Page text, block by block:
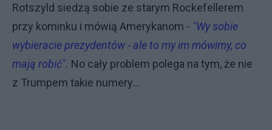
Rotszyld siedzą sobie ze starym Rockefellerem
przy kominku i mówią Amerykanom - "Wy sobie
wybieracie prezydentów - ale to my im mówimy, co
mają robić". No cały problem polega na tym, że nie
z Trumpem takie numery...